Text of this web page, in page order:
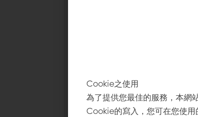
Cookie之使用
為了提供您最佳的服務，本網
Cookie的寫入，您可在您使